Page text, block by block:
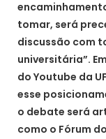
tomar, será
discussão com
universitária”.
do Youtube da
esse
o debate será
como o Fórum